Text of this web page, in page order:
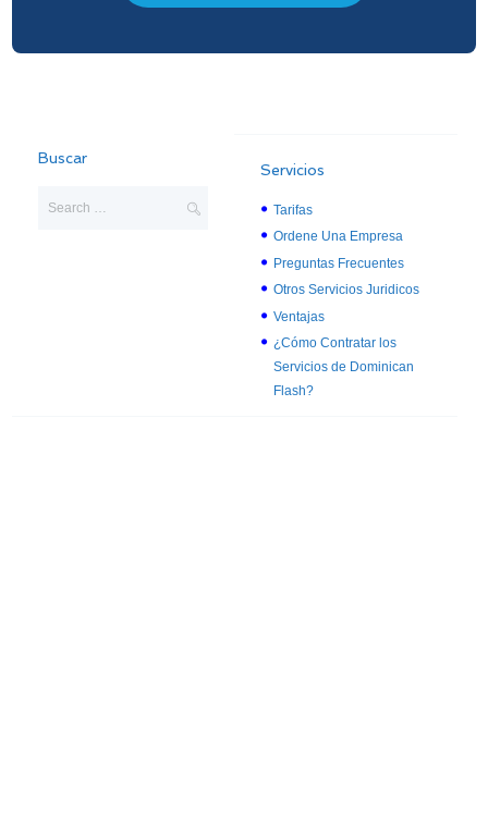
Buscar
Servicios
Tarifas
Ordene Una Empresa
Preguntas Frecuentes
Otros Servicios Juridicos
Ventajas
¿Cómo Contratar los
Servicios de Dominican
Flash?